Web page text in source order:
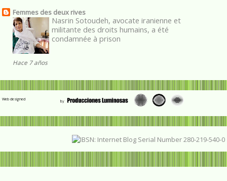
Femmes des deux rives
Nasrin Sotoudeh, avocate iranienne et
militante des droits humains, a été
condamnée à prison
Hace 7 años
Web designed